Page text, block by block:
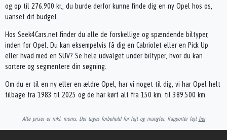
og op til 276.900 kr., du burde derfor kunne finde dig en ny Opel hos os,
uanset dit budget.
Hos Seek4Cars.net finder du alle de forskellige og spændende biltyper,
inden for Opel. Du kan eksempelvis få dig en Cabriolet eller en Pick Up
eller hvad med en SUV? Se hele udvalget under biltyper, hvor du kan
sortere og segmentere din søgning.
Om du er til en ny eller en ældre Opel, har vi noget til dig, vi har Opel helt
tilbage fra 1983 til 2025 og de har kørt alt fra 150 km. til 389.500 km.
Alle priser er inkl. moms. Der tages forbehold for fejl og mangler. Rapportér fejl her